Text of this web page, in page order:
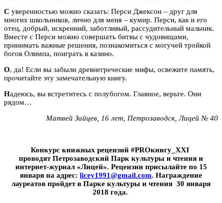
С уверенностью можно сказать: Перси Джексон – друг для
многих школьников, лично для меня – кумир. Перси, как и его
отец, добрый, искренний, заботливый, рассудительный мальчик.
Вместе с Перси можно совершать битвы с чудовищами,
принимать важные решения, познакомиться с могучей тройкой
богов Олимпа, поиграть в казино.
О, да! Если вы забыли древнегреческие мифы, освежите память,
прочитайте эту замечательную книгу.
Надеюсь, вы встретитесь с полубогом. Главное, верьте. Они
рядом…
Матвей Зайцев, 16 лет, Петрозаводск,Лицей № 40
Конкурс книжных рецензий #PROкнигу_XXI
проводят Петрозаводский Парк культуры и чтения и
интернет-журнал «Лицей». Рецензии присылайте по 15
января на адрес: licey1991@gmail.com. Награждение
лауреатов пройдет в Парке культуры и чтения 30 января
2018 года.